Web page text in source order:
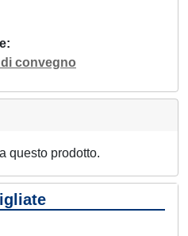
convegno
questo prodotto.